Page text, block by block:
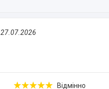
27.07.2026
Відмінно